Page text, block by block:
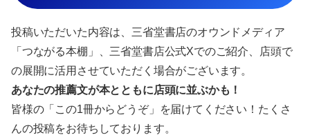
投稿いただいた内容は、三省堂書店のオウンドメディア
「つながる本棚」、三省堂書店公式Xでのご紹介、店頭で
の展開に活用させていただく場合がございます。
あなたの推薦文が本とともに店頭に並ぶかも！
皆様の「この1冊からどうぞ」を届けてください！たくさ
んの投稿をお待ちしております。